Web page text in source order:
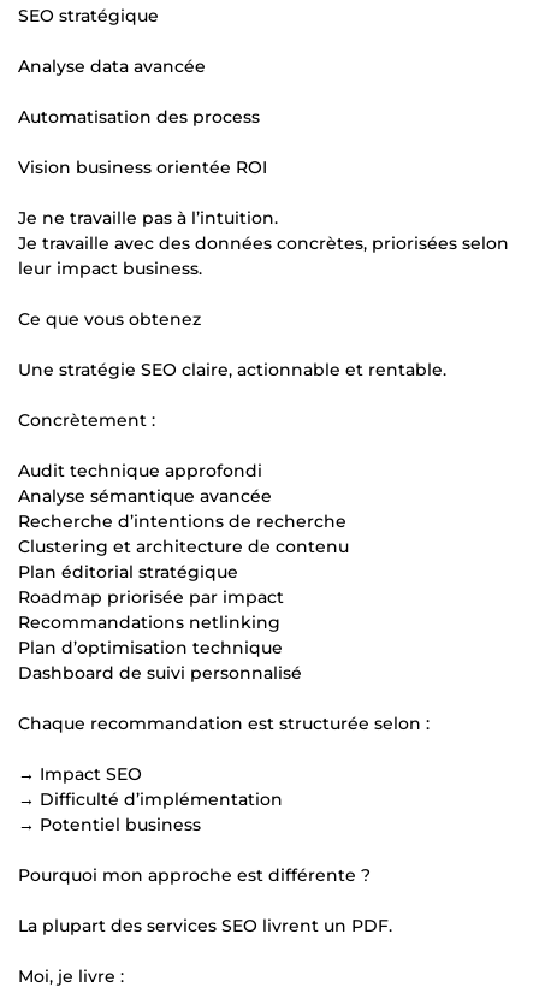
SEO stratégique
Analyse data avancée
Automatisation des process
Vision business orientée ROI
Je ne travaille pas à l’intuition.
Je travaille avec des données concrètes, priorisées selon
leur impact business.
Ce que vous obtenez
Une stratégie SEO claire, actionnable et rentable.
Concrètement :
Audit technique approfondi
Analyse sémantique avancée
Recherche d’intentions de recherche
Clustering et architecture de contenu
Plan éditorial stratégique
Roadmap priorisée par impact
Recommandations netlinking
Plan d’optimisation technique
Dashboard de suivi personnalisé
Chaque recommandation est structurée selon :
→ Impact SEO
→ Difficulté d’implémentation
→ Potentiel business
Pourquoi mon approche est différente ?
La plupart des services SEO livrent un PDF.
Moi, je livre :